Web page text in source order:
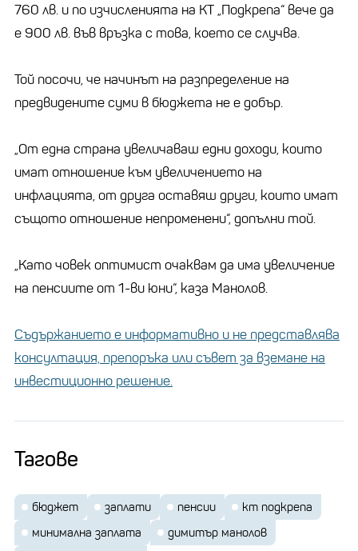
760 лв. и по изчисленията на КТ „Подкрепа“ вече да
е 900 лв. във връзка с това, което се случва.
Той посочи, че начинът на разпределение на
предвидените суми в бюджета не е добър.
„От една страна увеличаваш едни доходи, които
имат отношение към увеличението на
инфлацията, от друга оставяш други, които имат
същото отношение непроменени“, допълни той.
„Като човек оптимист очаквам да има увеличение
на пенсиите от 1-ви юни“, каза Манолов.
Съдържанието е информативно и не представлява
консултация, препоръка или съвет за вземане на
инвестиционно решение.
Тагове
бюджет заплати пенсии
кт подкрепа
минимална заплата
димитър манолов